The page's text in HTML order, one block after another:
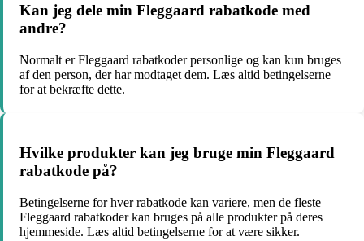
Kan jeg dele min Fleggaard rabatkode med
andre?
Normalt er Fleggaard rabatkoder personlige og kan kun bruges
af den person, der har modtaget dem. Læs altid betingelserne
for at bekræfte dette.
Hvilke produkter kan jeg bruge min Fleggaard
rabatkode på?
Betingelserne for hver rabatkode kan variere, men de fleste
Fleggaard rabatkoder kan bruges på alle produkter på deres
hjemmeside. Læs altid betingelserne for at være sikker.